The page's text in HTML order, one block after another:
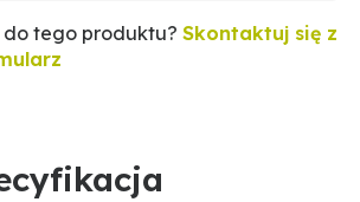
do tego produktu? Skontaktuj się z